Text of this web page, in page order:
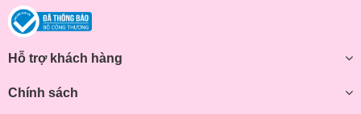
Hỗ trợ khách hàng
Chính sách